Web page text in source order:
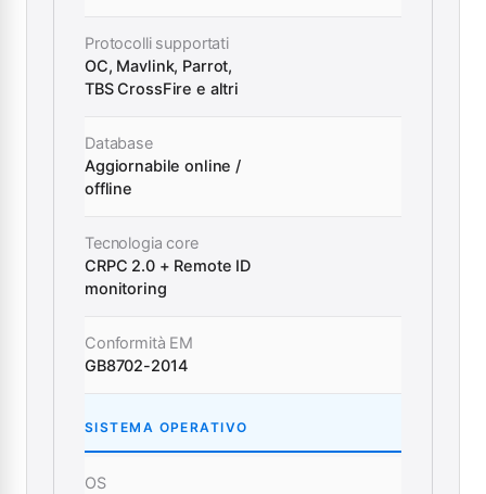
Protocolli supportati
OC, Mavlink, Parrot,
TBS CrossFire e altri
Database
Aggiornabile online /
offline
Tecnologia core
CRPC 2.0 + Remote ID
monitoring
Conformità EM
GB8702-2014
SISTEMA OPERATIVO
OS